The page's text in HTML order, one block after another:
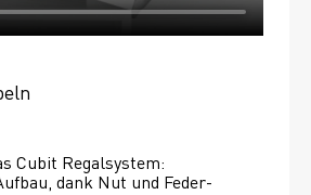
Cubit Regalsystem:
dank Nut und Feder-